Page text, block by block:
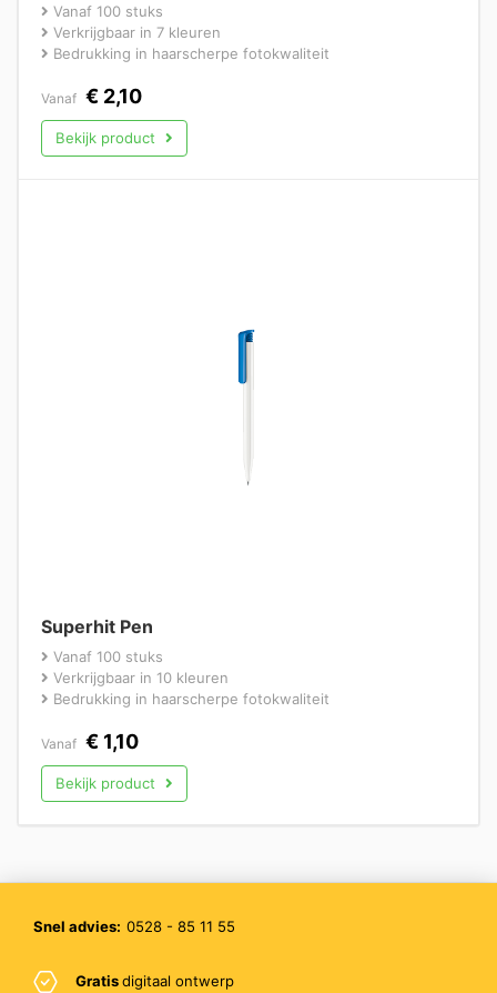
Vanaf 100 stuks
Verkrijgbaar in 7 kleuren
Bedrukking in haarscherpe fotokwaliteit
Vanaf € 2,10
Bekijk product
Superhit Pen
Vanaf 100 stuks
Verkrijgbaar in 10 kleuren
Bedrukking in haarscherpe fotokwaliteit
Vanaf € 1,10
Bekijk product
Snel advies: 0528 - 85 11 55
Gratisdigitaal ontwerp